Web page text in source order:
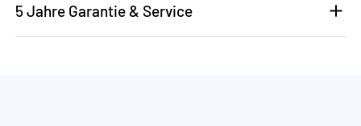
5 Jahre Garantie & Service